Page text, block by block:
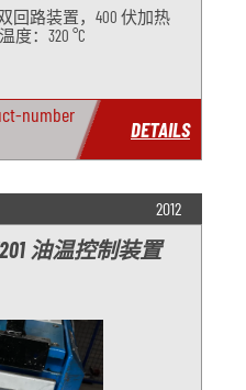
回路装置，400 伏加热
度：320 °C
number
DETAILS
2012
3201 油温控制装置